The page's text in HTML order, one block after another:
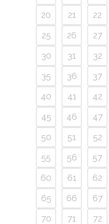
20
21 22
25
26 27
30
31 32
35
36 37
40
41 42
45
46 47
50
51 52
55
56 57
60
61 62
65
66 67
70
71 72